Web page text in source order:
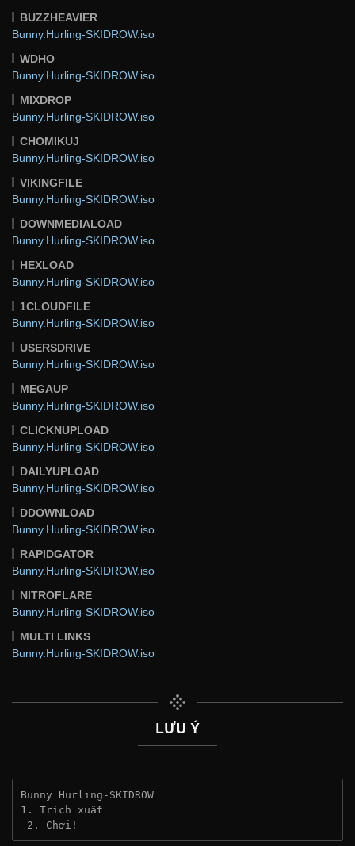
BUZZHEAVIER
Bunny.Hurling-SKIDROW.iso
WDHO
Bunny.Hurling-SKIDROW.iso
MIXDROP
Bunny.Hurling-SKIDROW.iso
CHOMIKUJ
Bunny.Hurling-SKIDROW.iso
VIKINGFILE
Bunny.Hurling-SKIDROW.iso
DOWNMEDIALOAD
Bunny.Hurling-SKIDROW.iso
HEXLOAD
Bunny.Hurling-SKIDROW.iso
1CLOUDFILE
Bunny.Hurling-SKIDROW.iso
USERSDRIVE
Bunny.Hurling-SKIDROW.iso
MEGAUP
Bunny.Hurling-SKIDROW.iso
CLICKNUPLOAD
Bunny.Hurling-SKIDROW.iso
DAILYUPLOAD
Bunny.Hurling-SKIDROW.iso
DDOWNLOAD
Bunny.Hurling-SKIDROW.iso
RAPIDGATOR
Bunny.Hurling-SKIDROW.iso
NITROFLARE
Bunny.Hurling-SKIDROW.iso
MULTI LINKS
Bunny.Hurling-SKIDROW.iso
LƯU Ý
Bunny Hurling-SKIDROW
1. Trích xuất
2. Chơi!